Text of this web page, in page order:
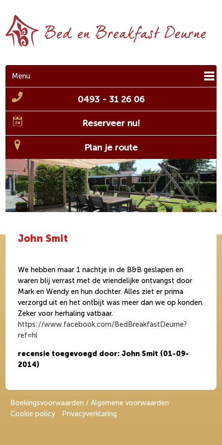
Menu
0493 - 31 26 06
Reserveer nu!
Plan je route
John Smit
We hebben maar 1 nachtje in de B&B geslapen en
waren blij verrast met de vriendelijke ontvangst door
Mark en Wendy en hun dochter. Alles ziet er prima
verzorgd uit en het ontbijt was meer dan we op konden.
Zeker voor herhaling vatbaar.
https://www.facebook.com/BedBreakfastDeurne?
ref=hl
recensie toegevoegd door: John Smit (01-09-
2014)
Boekingsvoorwaarden / Algemene voorwaarden
Cookie policy
Privacyverklaring